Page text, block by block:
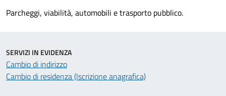
Parcheggi, viabilità, automobili e trasporto pubblico.
SERVIZI IN EVIDENZA
Cambio di indirizzo
Cambio di residenza (Iscrizione anagrafica)